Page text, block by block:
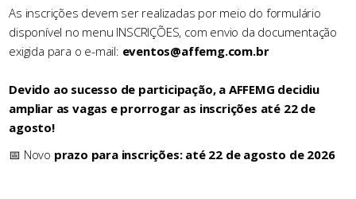
As inscrições devem ser realizadas por meio do formulário
disponível no menu INSCRIÇÕES, com envio da documentação
exigida para o e-mail: eventos@affemg.com.br
Devido ao sucesso de participação, a AFFEMG decidiu
ampliar as vagas e prorrogar as inscrições até 22 de
agosto!
📅 Novo prazo para inscrições: até 22 de agosto de 2026